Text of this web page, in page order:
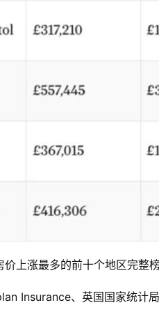
价上涨最多的前十个地区完整
Insurance、英国国家统计局